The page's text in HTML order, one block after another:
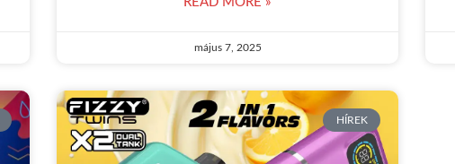
május 7, 2025
HÍREK